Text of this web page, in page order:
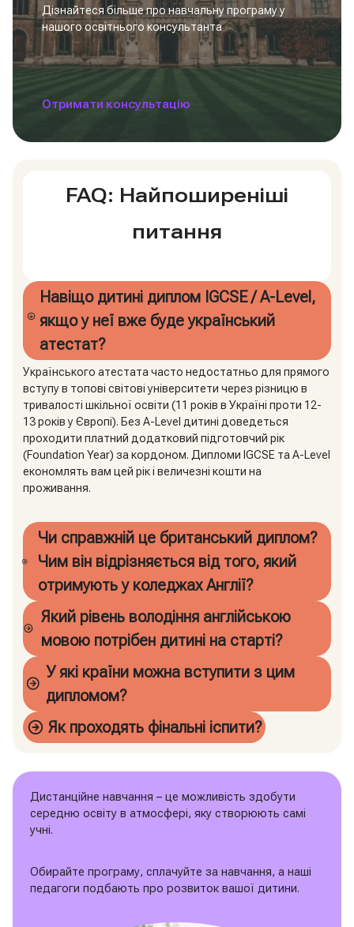
Дізнайтеся більше про навчальну програму у
нашого освітнього консультанта
Отримати консультацію
FAQ: Найпоширеніші
питання
Навіщо дитині диплом IGCSE / A-Level,
якщо у неї вже буде український
атестат?
Українського атестата часто недостатньо для прямого
вступу в топові світові університети через різницю в
тривалості шкільної освіти (11 років в Україні проти 12-
13 років у Європі). Без A-Level дитині доведеться
проходити платний додатковий підготовчий рік
(Foundation Year) за кордоном. Дипломи IGCSE та A-Level
економлять вам цей рік і величезні кошти на
проживання.
Чи справжній це британський диплом?
Чим він відрізняється від того, який
отримують у коледжах Англії?
Який рівень володіння англійською
мовою потрібен дитині на старті?
У які країни можна вступити з цим
дипломом?
Як проходять фінальні іспити?
Дистанційне навчання – це можливість здобути
середню освіту в атмосфері, яку створюють самі
учні.
Обирайте програму, сплачуйте за навчання, а наші
педагоги подбають про розвиток вашої дитини.